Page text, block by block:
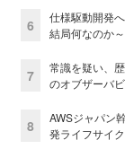
6
仕様駆動開発
結局何なのか～
7
常識を疑い、
のオブザーバ
8
AWSジャパン
発ライフサイ